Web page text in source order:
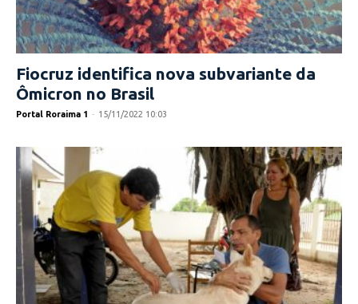
Fiocruz identifica nova subvariante da
Ômicron no Brasil
Portal Roraima 1 - 15/11/2022 10:03